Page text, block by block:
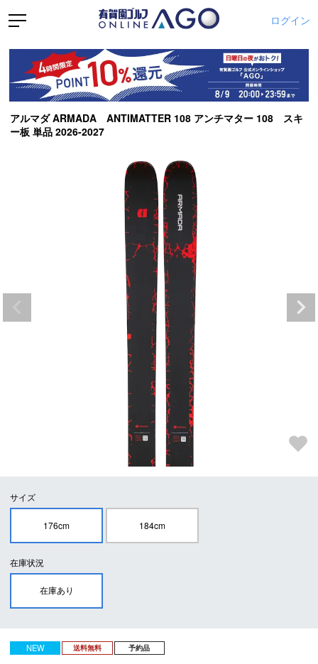
ログイン
アルマダ ARMADA ANTIMATTER 108 アンチマター 108 スキ
ー板 単品 2026-2027
サイズ
176cm 184cm
在庫状況
在庫あり
NEW 送料無料 予約品